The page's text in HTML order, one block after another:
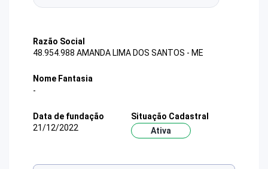
Razão Social
48.954.988 AMANDA LIMA DOS SANTOS - ME
Nome Fantasia
-
Data de fundação
21/12/2022
Situação Cadastral
Ativa